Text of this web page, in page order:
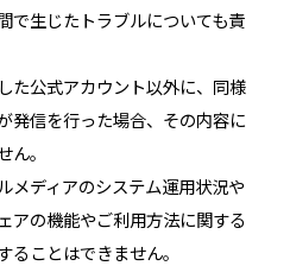
で生じたトラブルについても責
た公式アカウント以外に、同様
発信を行った場合、その内容に
。
メディアのシステム運用状況や
アの機能やご利用方法に関する
ことはできません。